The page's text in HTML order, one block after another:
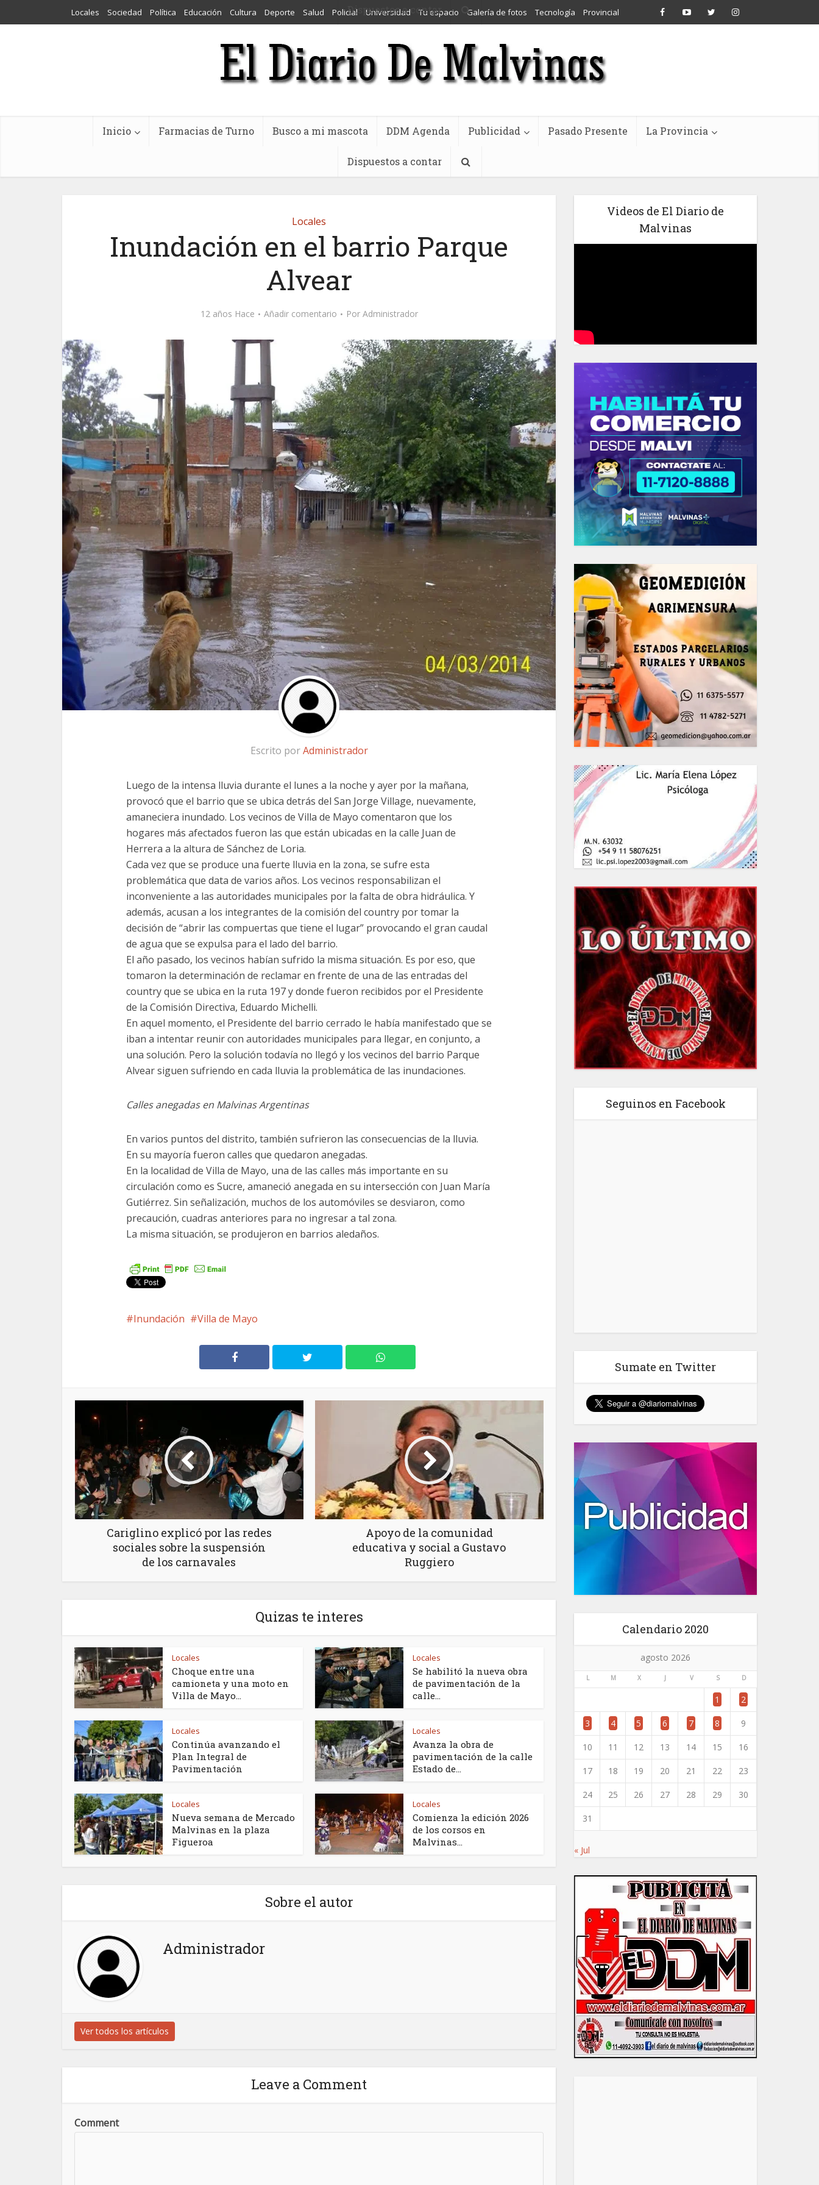
Dispuestos a contar
Locales Sociedad Política Educación Cultura Deporte Salud Policial Universidad Tu espacio Galería de fotos Tecnología Provincial
Inicio Farmacias de Turno Busco a mi mascota DDM Agenda Publicidad Pasado Presente La Provincia
Dispuestos a contar
Locales
Inundación en el barrio Parque
Alvear
12 años Hace Añadir comentario Por Administrador
Escrito porAdministrador
Luego de la intensa lluvia durante el lunes a la noche y ayer por la mañana,
provocó que el barrio que se ubica detrás del San Jorge Village, nuevamente,
amaneciera inundado. Los vecinos de Villa de Mayo comentaron que los
hogares más afectados fueron las que están ubicadas en la calle Juan de
Herrera a la altura de Sánchez de Loria.
Cada vez que se produce una fuerte lluvia en la zona, se sufre esta
problemática que data de varios años. Los vecinos responsabilizan el
inconveniente a las autoridades municipales por la falta de obra hidráulica. Y
además, acusan a los integrantes de la comisión del country por tomar la
decisión de “abrir las compuertas que tiene el lugar” provocando el gran caudal
de agua que se expulsa para el lado del barrio.
El año pasado, los vecinos habían sufrido la misma situación. Es por eso, que
tomaron la determinación de reclamar en frente de una de las entradas del
country que se ubica en la ruta 197 y donde fueron recibidos por el Presidente
de la Comisión Directiva, Eduardo Michelli.
En aquel momento, el Presidente del barrio cerrado le había manifestado que se
iban a intentar reunir con autoridades municipales para llegar, en conjunto, a
una solución. Pero la solución todavía no llegó y los vecinos del barrio Parque
Alvear siguen sufriendo en cada lluvia la problemática de las inundaciones.
Calles anegadas en Malvinas Argentinas
En varios puntos del distrito, también sufrieron las consecuencias de la lluvia.
En su mayoría fueron calles que quedaron anegadas.
En la localidad de Villa de Mayo, una de las calles más importante en su
circulación como es Sucre, amaneció anegada en su intersección con Juan María
Gutiérrez. Sin señalización, muchos de los automóviles se desviaron, como
precaución, cuadras anteriores para no ingresar a tal zona.
La misma situación, se produjeron en barrios aledaños.
Inundación Villa de Mayo
Cariglino explicó por las redes
sociales sobre la suspensión
de los carnavales
Apoyo de la comunidad
educativa y social a Gustavo
Ruggiero
Quizas te interes
Locales
Choque entre una
camioneta y una moto en
Villa de Mayo...
Locales
Se habilitó la nueva obra
de pavimentación de la
calle...
Locales
Continúa avanzando el
Plan Integral de
Pavimentación
Locales
Avanza la obra de
pavimentación de la calle
Estado de...
Locales
Nueva semana de Mercado
Malvinas en la plaza
Figueroa
Locales
Comienza la edición 2026
de los corsos en
Malvinas...
Sobre el autor
Administrador
Ver todos los artículos
Leave a Comment
Comment
Videos de El Diario de
Malvinas
Seguinos en Facebook
Sumate en Twitter
Calendario 2020
agosto 2026
L M X J V S D
1 2
3 4 5 6 7 8 9
10 11 12 13 14 15 16
17 18 19 20 21 22 23
24 25 26 27 28 29 30
31
« Jul